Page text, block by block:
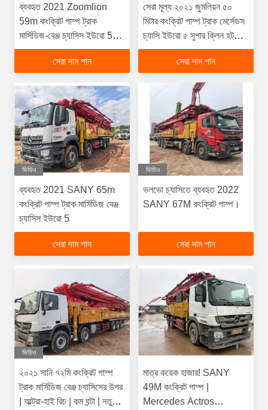
ব্যবহৃত 2021 Zoomlion
59m কংক্রিট পাম্প ট্রাক
মার্সিডিজ-বেঞ্জ চ্যাসিস ইউরো 5
সংস্কার করা হয়েছে
সেরা দাম পান
সেরা মূল্য ২০২১ জুমলিয়ন ৫০
মিটার কংক্রিট পাম্প ট্রাক মের্সেডস
চ্যাসি ইউরো ৫ সুপার ক্লিন হট
ডীল∙
সেরা দাম পান
ভিডিও
ব্যবহৃত 2021 SANY 65m
কংক্রিট পাম্প ট্রাক মার্সিডিজ বেঞ্জ
চ্যাসিস ইউরো 5
সেরা দাম পান
ভিডিও
ভলভো চ্যাসিতে ব্যবহৃত 2022
SANY 67M কংক্রিট পাম্প।
সেরা দাম পান
ভিডিও
২০২১ সানি ৭২মি কংক্রিট পাম্প
ট্রাক মার্সিডিজ বেঞ্জ চ্যাসিসের উপর
| আল্ট্রা-হাই রিচ | কম ঘন্টা | নতুন
মাত্র কয়েক হাজার! SANY
49M কংক্রিট পাম্প |
Mercedes Actros